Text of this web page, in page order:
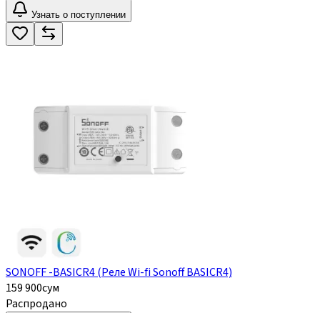
Узнать о поступлении
SONOFF -BASICR4 (Реле Wi-fi Sonoff BASICR4)
159 900сум
Распродано